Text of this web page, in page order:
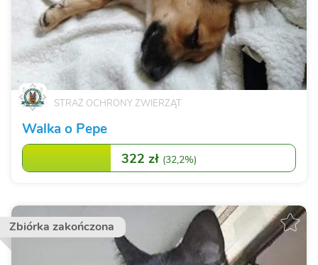
STRAŻ OCHRONY ZWIERZĄT
Walka o Pepe
322 zł (32,2%)
Zbiórka zakończona